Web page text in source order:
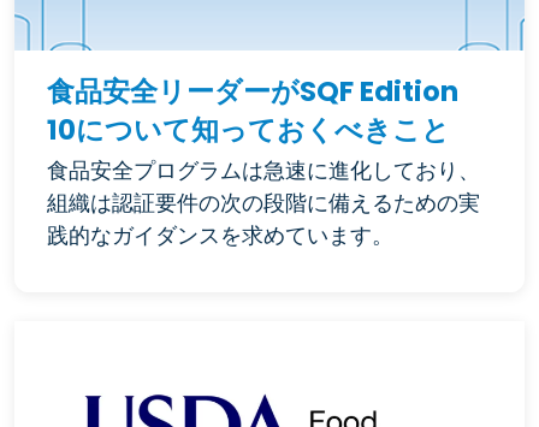
食品安全リーダーがSQF Edition
10について知っておくべきこと
食品安全プログラムは急速に進化しており、
組織は認証要件の次の段階に備えるための実
践的なガイダンスを求めています。